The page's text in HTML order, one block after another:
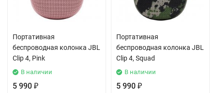
Портативная
беспроводная колонка JBL
Clip 4, Pink
В наличии
5 990 ₽
Портативная
беспроводная колонка JBL
Clip 4, Squad
В наличии
5 990 ₽